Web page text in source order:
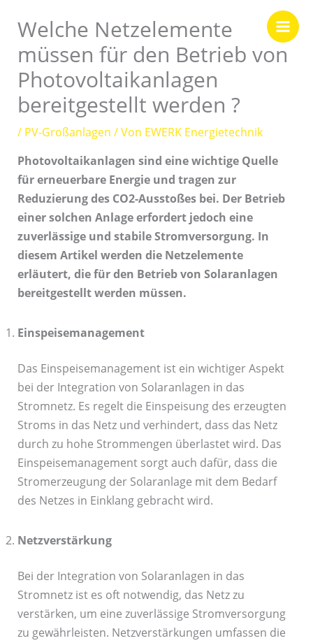
Inhalt
springen
Welche Netzelemente
müssen für den Betrieb von
Photovoltaikanlagen
bereitgestellt werden ?
/ PV-Großanlagen / Von EWERK Energietechnik
Photovoltaikanlagen sind eine wichtige Quelle
für erneuerbare Energie und tragen zur
Reduzierung des CO2-Ausstoßes bei. Der Betrieb
einer solchen Anlage erfordert jedoch eine
zuverlässige und stabile Stromversorgung. In
diesem Artikel werden die Netzelemente
erläutert, die für den Betrieb von Solaranlagen
bereitgestellt werden müssen.
Einspeisemanagement
Das Einspeisemanagement ist ein wichtiger Aspekt
bei der Integration von Solaranlagen in das
Stromnetz. Es regelt die Einspeisung des erzeugten
Stroms in das Netz und verhindert, dass das Netz
durch zu hohe Strommengen überlastet wird. Das
Einspeisemanagement sorgt auch dafür, dass die
Stromerzeugung der Solaranlage mit dem Bedarf
des Netzes in Einklang gebracht wird.
Netzverstärkung
Bei der Integration von Solaranlagen in das
Stromnetz ist es oft notwendig, das Netz zu
verstärken, um eine zuverlässige Stromversorgung
zu gewährleisten. Netzverstärkungen umfassen die